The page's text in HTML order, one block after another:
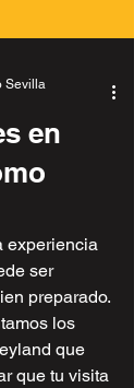
en
Sevilla
experiencia
ser
preparado.
los
que
que tu visita